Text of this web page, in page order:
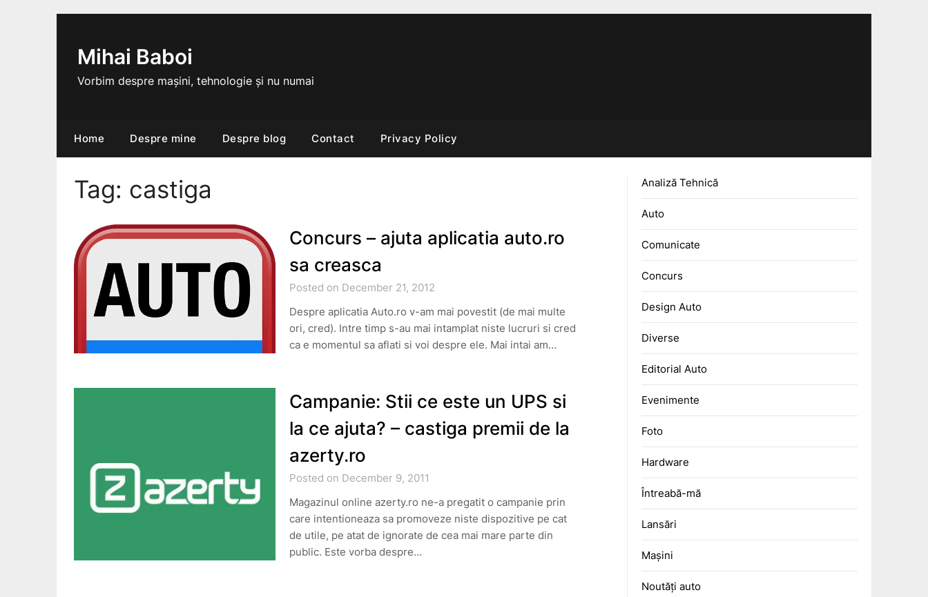
Mihai Baboi
Vorbim despre mașini, tehnologie și nu numai
Home Despre mine Despre blog Contact Privacy Policy
Tag: castiga
Concurs – ajuta aplicatia auto.ro
sa creasca
Posted on December 21, 2012
Despre aplicatia Auto.ro v-am mai povestit (de mai multe
ori, cred). Intre timp s-au mai intamplat niste lucruri si cred
ca e momentul sa aflati si voi despre ele. Mai intai am…
Campanie: Stii ce este un UPS si
la ce ajuta? – castiga premii de la
azerty.ro
Posted on December 9, 2011
Magazinul online azerty.ro ne-a pregatit o campanie prin
care intentioneaza sa promoveze niste dispozitive pe cat
de utile, pe atat de ignorate de cea mai mare parte din
public. Este vorba despre…
Analiză Tehnică
Auto
Comunicate
Concurs
Design Auto
Diverse
Editorial Auto
Evenimente
Foto
Hardware
Întreabă-mă
Lansări
Mașini
Noutăți auto